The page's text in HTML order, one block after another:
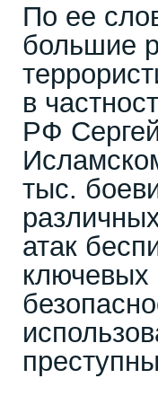
По ее
большие
в
РФ
тыс.
атак
ключевых